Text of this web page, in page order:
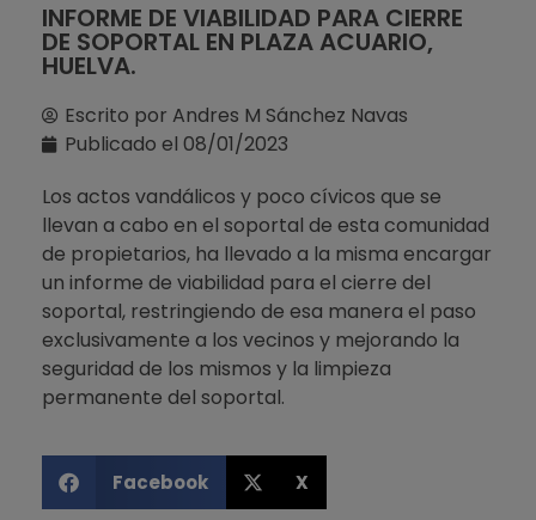
INFORME DE VIABILIDAD PARA CIERRE
DE SOPORTAL EN PLAZA ACUARIO,
HUELVA.
Escrito por Andres M Sánchez Navas
Publicado el 08/01/2023
Los actos vandálicos y poco cívicos que se
llevan a cabo en el soportal de esta comunidad
de propietarios, ha llevado a la misma encargar
un informe de viabilidad para el cierre del
soportal, restringiendo de esa manera el paso
exclusivamente a los vecinos y mejorando la
seguridad de los mismos y la limpieza
permanente del soportal.
Facebook X